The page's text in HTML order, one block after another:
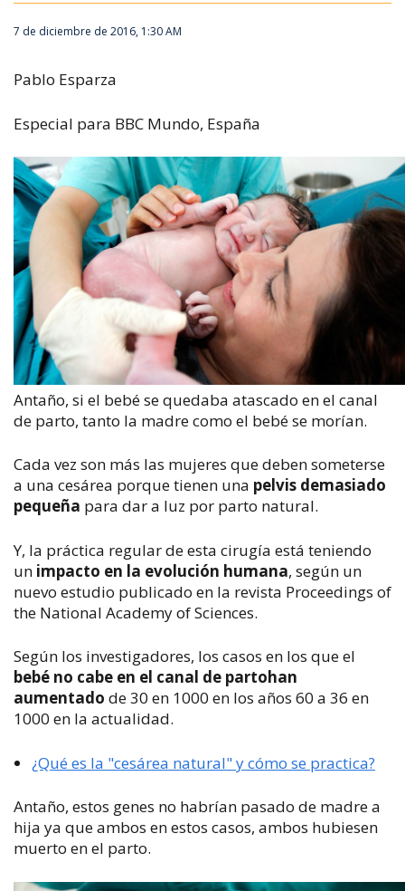
7 de diciembre de 2016, 1:30 AM
Pablo Esparza
Especial para BBC Mundo, España
Antaño, si el bebé se quedaba atascado en el canal
de parto, tanto la madre como el bebé se morían.
Cada vez son más las mujeres que deben someterse
a una cesárea porque tienen una pelvis demasiado
pequeña para dar a luz por parto natural.
Y, la práctica regular de esta cirugía está teniendo
un impacto en la evolución humana, según un
nuevo estudio publicado en la revista Proceedings of
the National Academy of Sciences.
Según los investigadores, los casos en los que el
bebé no cabe en el canal de partohan
aumentado de 30 en 1000 en los años 60 a 36 en
1000 en la actualidad.
¿Qué es la "cesárea natural" y cómo se practica?
Antaño, estos genes no habrían pasado de madre a
hija ya que ambos en estos casos, ambos hubiesen
muerto en el parto.